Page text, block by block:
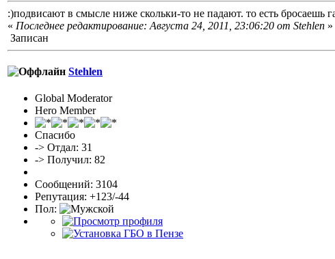
:)подвисают в смысле ниже скольки-то не падают. то есть
« Последнее редактирование: Августа 24, 2011, 23:06:20 от Stehlen »
Записан
Stehlen
Global Moderator
Hero Member
Спасибо
-> Отдал: 31
-> Получил: 82
Сообщений: 3104
Репутация: +123/-44
Пол: